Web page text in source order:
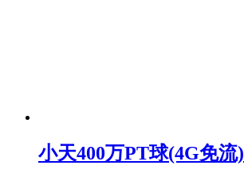
小天400万PT球(4G免流)